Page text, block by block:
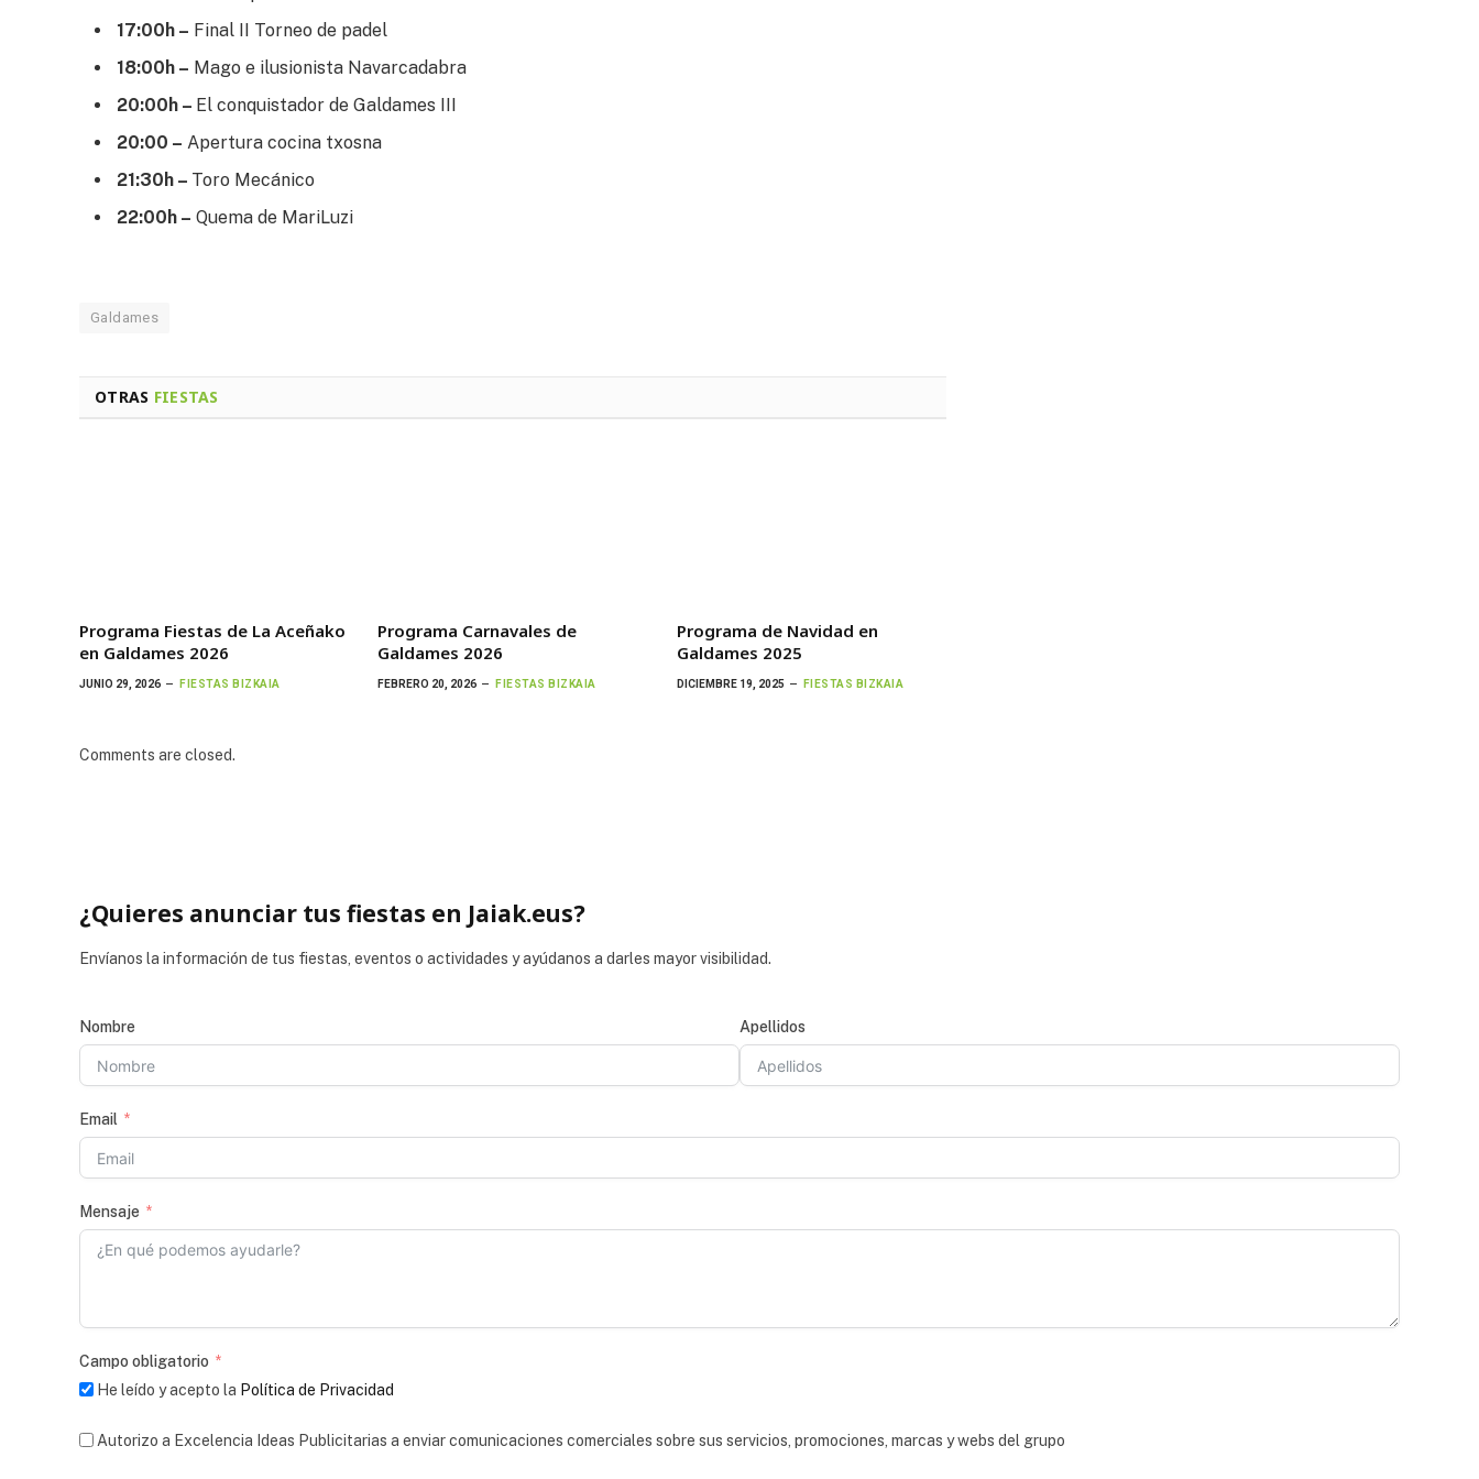
17:00h – Final II Torneo de padel
18:00h – Mago e ilusionista Navarcadabra
20:00h – El conquistador de Galdames III
20:00 – Apertura cocina txosna
21:30h – Toro Mecánico
22:00h – Quema de MariLuzi
Galdames
OTRAS FIESTAS
Programa Fiestas de La Aceñako
en Galdames 2026
JUNIO 29, 2026 FIESTAS BIZKAIA
Programa Carnavales de
Galdames 2026
FEBRERO 20, 2026 FIESTAS BIZKAIA
Programa de Navidad en
Galdames 2025
DICIEMBRE 19, 2025 FIESTAS BIZKAIA
Comments are closed.
¿Quieres anunciar tus fiestas en Jaiak.eus?
Envíanos la información de tus fiestas, eventos o actividades y ayúdanos a darles mayor visibilidad.
Nombre Apellidos
Email
Mensaje
Campo obligatorio
He leído y acepto la Política de Privacidad
Autorizo a Excelencia Ideas Publicitarias a enviar comunicaciones comerciales sobre sus servicios, promociones, marcas y webs del grupo